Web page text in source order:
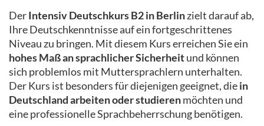
DerIntensiv Deutschkurs B2 in Berlinzielt darauf ab,
Ihre Deutschkenntnisse auf ein fortgeschrittenes
Niveau zu bringen. Mit diesem Kurs erreichen Sie ein
hohes Maß an sprachlicher Sicherheitund können
sich problemlos mit Muttersprachlern unterhalten.
Der Kurs ist besonders für diejenigen geeignet, diein
Deutschland arbeiten oder studierenmöchten und
eine professionelle Sprachbeherrschung benötigen.